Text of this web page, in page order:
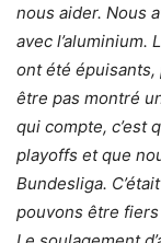
nous aider. Nous
avec l’aluminium.
ont été
être pas montré
qui compte, c’est
playoffs et que
Bundesliga.
pouvons être